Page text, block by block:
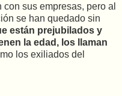
sus empresas, pero al
se han quedado sin
están prejubilados y
la edad, los llaman
los exiliados del